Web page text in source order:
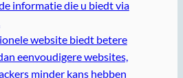
informatie die u biedt via
website biedt betere
eenvoudigere websites,
minder kans hebben